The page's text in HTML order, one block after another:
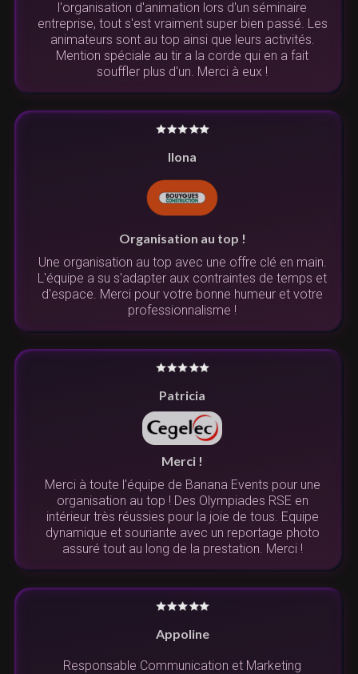
l'organisation d'animation lors d'un séminaire
entreprise, tout s'est vraiment super bien passé. Les
animateurs sont au top ainsi que leurs activités.
Mention spéciale au tir a la corde qui en a fait
souffler plus d'un. Merci à eux !
Ilona
Organisation au top !
Une organisation au top avec une offre clé en main.
L'équipe a su s'adapter aux contraintes de temps et
d'espace. Merci pour votre bonne humeur et votre
professionnalisme !
Patricia
Merci !
Merci à toute l'équipe de Banana Events pour une
organisation au top ! Des Olympiades RSE en
intérieur très réussies pour la joie de tous. Equipe
dynamique et souriante avec un reportage photo
assuré tout au long de la prestation. Merci !
Appoline
Responsable Communication et Marketing